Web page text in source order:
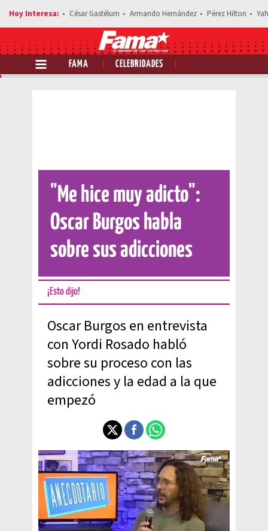
César Gastélum Armando Hernández Pérez Hilton
FAMA CELEBRIDADES
Comparte esta noticia
"Me hice muy adicto":
Oscar Burgos habla
sobre sus adicciones
¡Esto dijo!
Oscar Burgos en entrevista
con Yordi Rosado habló
sobre su proceso con las
adicciones y la edad a la que
empezó